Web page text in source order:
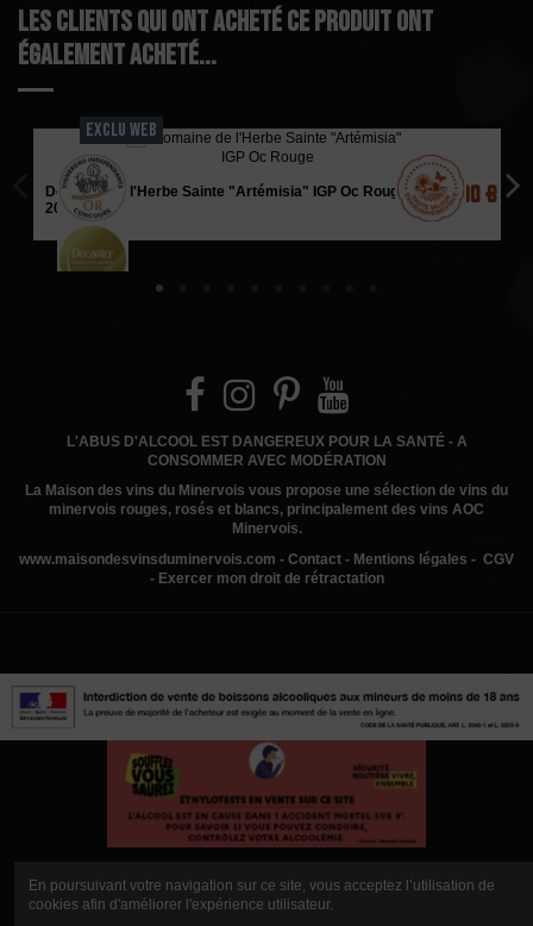
Les clients qui ont acheté ce produit ont
également acheté...
EXCLU WEB
Domaine de l'Herbe Sainte "Artémisia" IGP Oc Rouge
2020
19,90 €
L'ABUS D'ALCOOL EST DANGEREUX POUR LA SANTÉ - A
CONSOMMER AVEC MODÉRATION
La Maison des vins du Minervois vous propose une sélection de vins du
minervois rouges, rosés et blancs, principalement des vins AOC
Minervois.
www.maisondesvinsduminervois.com - Contact - Mentions légales - CGV
- Exercer mon droit de rétractation
En poursuivant votre navigation sur ce site, vous acceptez l’utilisation de
cookies afin d'améliorer l'expérience utilisateur.